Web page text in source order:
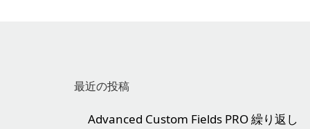
最近の投稿
Advanced Custom Fields PRO 繰り返し